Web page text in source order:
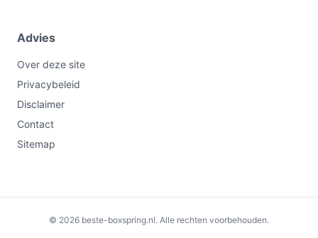
€640,00 Bekijk op bol.com
Advies
Over deze site
Privacybeleid
Disclaimer
Contact
Sitemap
© 2026 beste-boxspring.nl. Alle rechten voorbehouden.